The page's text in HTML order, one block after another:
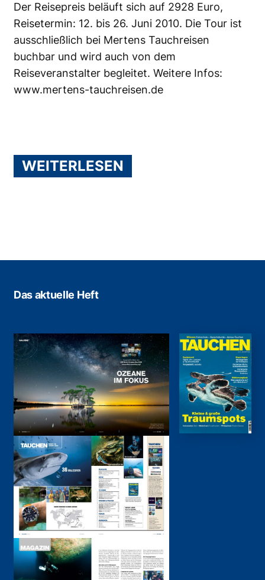
Der Reisepreis beläuft sich auf 2928 Euro,
Reisetermin: 12. bis 26. Juni 2010. Die Tour ist
ausschließlich bei Mertens Tauchreisen
buchbar und wird auch von dem
Reiseveranstalter begleitet. Weitere Infos:
www.mertens-tauchreisen.de
WEITERLESEN
Das aktuelle Heft